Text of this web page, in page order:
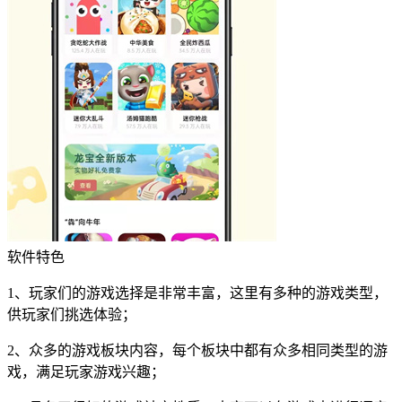
软件特色
1、玩家们的游戏选择是非常丰富，这里有多种的游戏类型，
供玩家们挑选体验；
2、众多的游戏板块内容，每个板块中都有众多相同类型的游
戏，满足玩家游戏兴趣；